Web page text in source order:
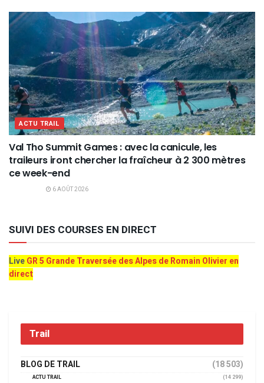
ACTU TRAIL
Val Tho Summit Games : avec la canicule, les
traileurs iront chercher la fraîcheur à 2 300 mètres
ce week-end
6 AOÛT 2026
SUIVI DES COURSES EN DIRECT
LiveGR 5 Grande Traversée des Alpes de Romain Olivier en
direct
Trail
BLOG DE TRAIL (18 503)
ACTU TRAIL
(14 299)